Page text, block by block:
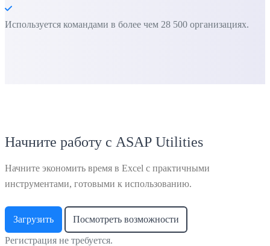
Используется командами в более чем 28 500 организациях.
Начните работу с ASAP Utilities
Начните экономить время в Excel с практичными
инструментами, готовыми к использованию.
Загрузить Посмотреть возможности
Регистрация не требуется.